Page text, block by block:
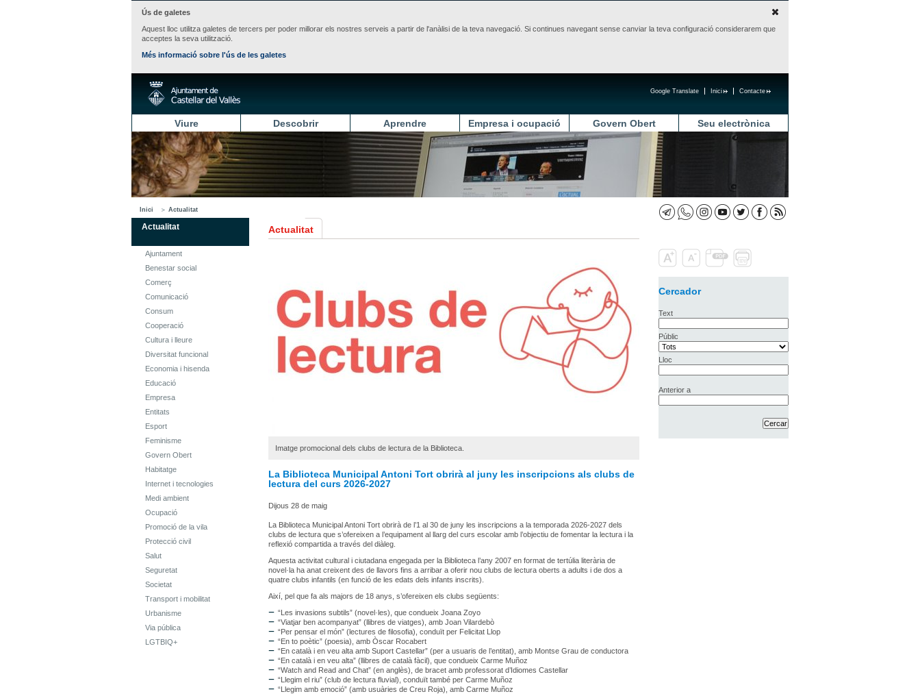
Ús de galetes
Aquest lloc utilitza galetes de tercers per poder millorar els nostres serveis a partir de l'anàlisi de la teva navegació. Si continues navegant sense canviar la teva configuració considerarem que
acceptes la seva utilització.
Més informació sobre l'ús de les galetes
Contacte
Inici
Google Translate
Viure Descobrir Aprendre Empresa i ocupació Govern Obert Seu electrònica
Inici Actualitat
Actualitat
Ajuntament
Benestar social
Comerç
Comunicació
Consum
Cooperació
Cultura i lleure
Diversitat funcional
Economia i hisenda
Educació
Empresa
Entitats
Esport
Feminisme
Govern Obert
Habitatge
Internet i tecnologies
Medi ambient
Ocupació
Promoció de la vila
Protecció civil
Salut
Seguretat
Societat
Transport i mobilitat
Urbanisme
Via pública
LGTBIQ+
Actualitat
Imatge promocional dels clubs de lectura de la Biblioteca.
La Biblioteca Municipal Antoni Tort obrirà al juny les inscripcions als clubs de
lectura del curs 2026-2027
Dijous 28 de maig
La Biblioteca Municipal Antoni Tort obrirà de l’1 al 30 de juny les inscripcions a la temporada 2026-2027 dels
clubs de lectura que s’ofereixen a l’equipament al llarg del curs escolar amb l’objectiu de fomentar la lectura i la
reflexió compartida a través del diàleg.
Aquesta activitat cultural i ciutadana engegada per la Biblioteca l’any 2007 en format de tertúlia literària de
novel·la ha anat creixent des de llavors fins a arribar a oferir nou clubs de lectura oberts a adults i de dos a
quatre clubs infantils (en funció de les edats dels infants inscrits).
Així, pel que fa als majors de 18 anys, s’ofereixen els clubs següents:
“Les invasions subtils” (novel·les), que condueix Joana Zoyo
“Viatjar ben acompanyat” (llibres de viatges), amb Joan Vilardebò
“Per pensar el món” (lectures de filosofia), conduït per Felicitat Llop
“En to poètic” (poesia), amb Òscar Rocabert
“En català i en veu alta amb Suport Castellar” (per a usuaris de l’entitat), amb Montse Grau de conductora
“En català i en veu alta” (llibres de català fàcil), que condueix Carme Muñoz
“Watch and Read and Chat” (en anglès), de bracet amb professorat d’Idiomes Castellar
“Llegim el riu” (club de lectura fluvial), conduït també per Carme Muñoz
“Llegim amb emoció” (amb usuàries de Creu Roja), amb Carme Muñoz
Cercador
Text
Públic
Lloc
Anterior a